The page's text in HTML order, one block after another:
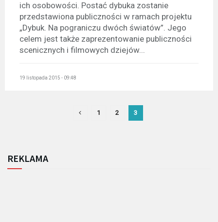
ich osobowości. Postać dybuka zostanie
przedstawiona publiczności w ramach projektu
„Dybuk. Na pograniczu dwóch światów”. Jego
celem jest także zaprezentowanie publiczności
scenicznych i filmowych dziejów...
19 listopada 2015 - 09:48
1 2 3
REKLAMA